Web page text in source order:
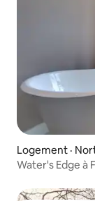
Logement ·
Water's Edge à